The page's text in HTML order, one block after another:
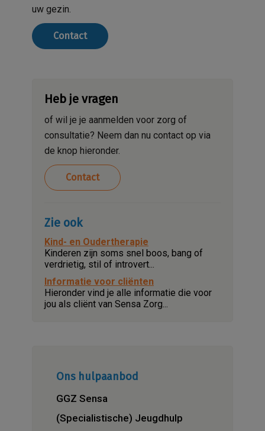
uw gezin.
Contact
Heb je vragen
of wil je je aanmelden voor zorg of
consultatie? Neem dan nu contact op via
de knop hieronder.
Contact
Zie ook
Kind- en Oudertherapie
Kinderen zijn soms snel boos, bang of
verdrietig, stil of introvert...
Informatie voor cliënten
Hieronder vind je alle informatie die voor
jou als cliënt van Sensa Zorg...
Ons hulpaanbod
GGZ Sensa
(Specialistische) Jeugdhulp